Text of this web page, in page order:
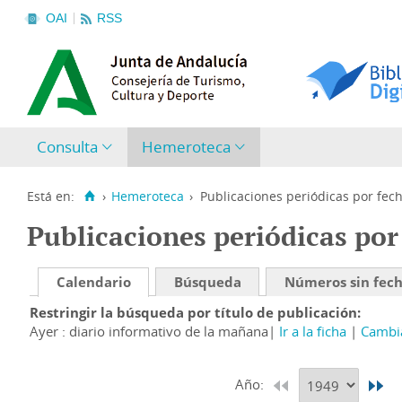
OAI RSS
Consulta Hemeroteca
Está en: › Hemeroteca › Publicaciones periódicas por
Publicaciones periódicas
Calendario Búsqueda
Números sin
Restringir la búsqueda por título de publicación
Ayer : diario informativo de la mañana
Ir a la ficha
Año: